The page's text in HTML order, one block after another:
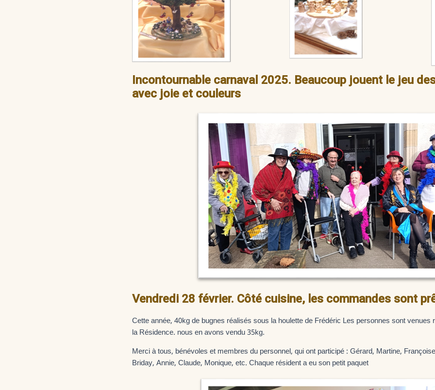
Incontournable carnaval 2025. Beaucoup jouent le jeu
avec joie et couleurs
Vendredi 28 février. Côté cuisine, les commandes sont
Cette année, 40kg de bugnes réalisés sous la houlette de Frédéric Les personnes sont
la Résidence. nous en avons vendu 35kg.
Merci à tous, bénévoles et membres du personnel, qui ont participé : Gérard, Martine,
Briday, Annie, Claude, Monique, etc. Chaque résident a eu son petit paquet